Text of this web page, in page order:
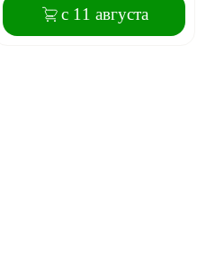
с 11 августа